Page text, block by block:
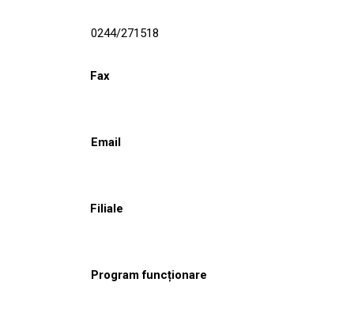
0244/271518
Fax
Email
Filiale
Program funcționare